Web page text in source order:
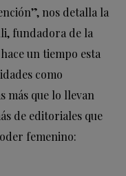
nos detalla la
fundadora de la
un tiempo esta
como
más que lo llevan
de editoriales que
femenino: